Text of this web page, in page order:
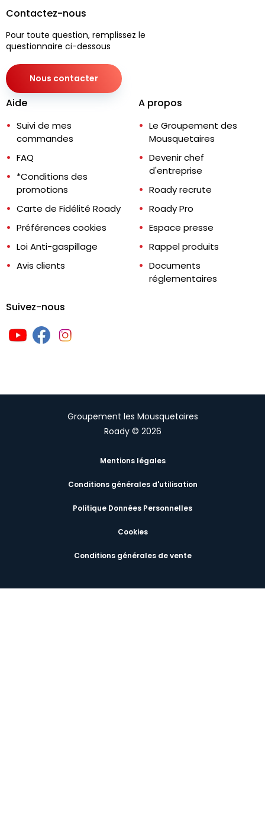
Contactez-nous
Pour toute question, remplissez le
questionnaire ci-dessous
Nous contacter
Aide
Suivi de mes
commandes
FAQ
*Conditions des
promotions
Carte de Fidélité Roady
Préférences cookies
Loi Anti-gaspillage
Avis clients
A propos
Le Groupement des
Mousquetaires
Devenir chef
d'entreprise
Roady recrute
Roady Pro
Espace presse
Rappel produits
Documents
réglementaires
Suivez-nous
Groupement les Mousquetaires
Roady © 2026
Mentions légales
Conditions générales d'utilisation
Politique Données Personnelles
Cookies
Conditions générales de vente